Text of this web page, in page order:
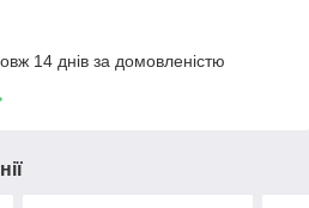
14 днів за домовленістю